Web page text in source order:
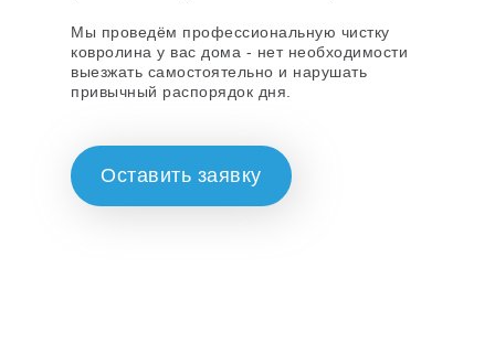
Мы проведём профессиональную чистку
ковролина у вас дома - нет необходимости
выезжать самостоятельно и нарушать
привычный распорядок дня.
Оставить заявку